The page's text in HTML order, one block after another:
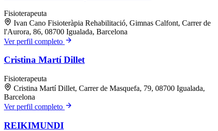
Fisioterapeuta
Ivan Cano Fisioteràpia Rehabilitació, Gimnas Calfont, Carrer de
l'Aurora, 86, 08700 Igualada, Barcelona
Ver perfil completo
Cristina Martí Dillet
Fisioterapeuta
Cristina Martí Dillet, Carrer de Masquefa, 79, 08700 Igualada,
Barcelona
Ver perfil completo
REIKIMUNDI